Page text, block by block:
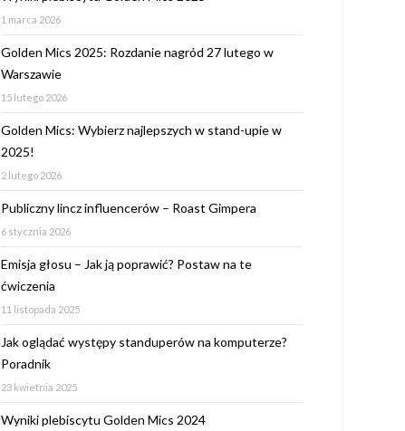
1 marca 2026
Golden Mics 2025: Rozdanie nagród 27 lutego w
Warszawie
15 lutego 2026
Golden Mics: Wybierz najlepszych w stand-upie w
2025!
2 lutego 2026
Publiczny lincz influencerów – Roast Gimpera
6 stycznia 2026
Emisja głosu – Jak ją poprawić? Postaw na te
ćwiczenia
11 listopada 2025
Jak oglądać występy standuperów na komputerze?
Poradnik
23 kwietnia 2025
Wyniki plebiscytu Golden Mics 2024